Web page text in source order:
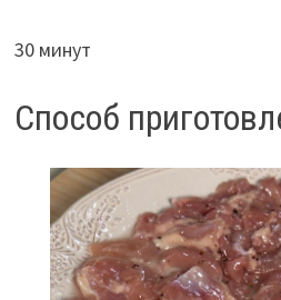
30 минут
Способ